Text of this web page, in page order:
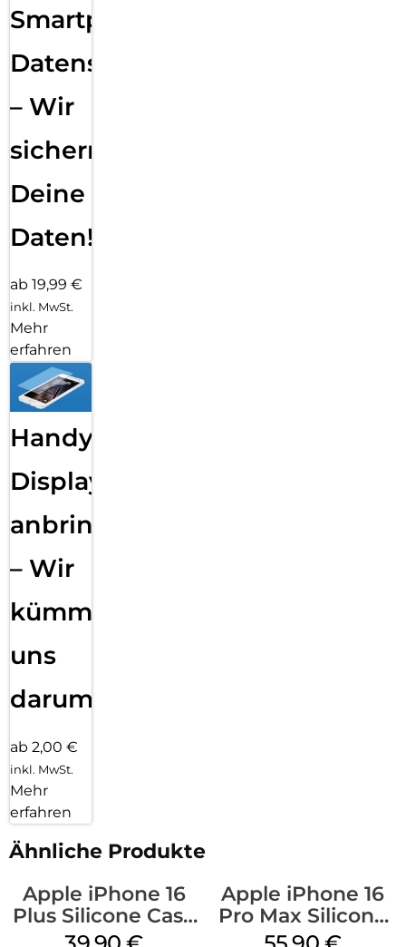
Smartphone
Datensicherung
– Wir
sichern
Deine
Daten!
ab 19,99 €
inkl. MwSt.
Mehr
erfahren
Handy
Displayfolie
anbringen
– Wir
kümmern
uns
darum!
ab 2,00 €
inkl. MwSt.
Mehr
erfahren
Ähnliche Produkte
Apple iPhone 16
Plus Silicone Case
MagSafe Plum
Apple iPhone 16
Pro Max Silicone
Case MagSafe